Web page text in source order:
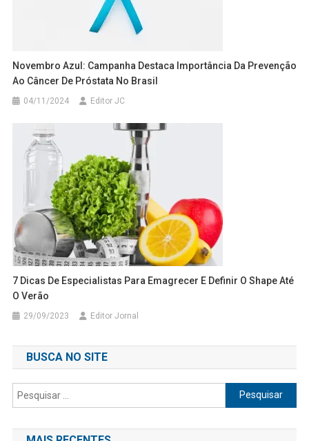
Novembro Azul: Campanha Destaca Importância Da Prevenção
Ao Câncer De Próstata No Brasil
04/11/2024 Editor JC
7 Dicas De Especialistas Para Emagrecer E Definir O Shape Até
O Verão
29/09/2023 Editor Jornal
BUSCA NO SITE
Pesquisar
por: